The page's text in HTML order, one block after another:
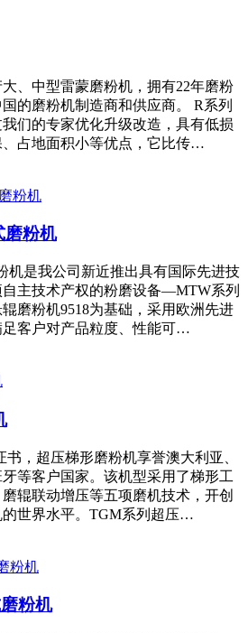
、中型雷蒙磨粉机，拥有22年磨粉
的磨粉机制造商和供应商。 R系列
们的专家优化升级改造，具有低损
占地面积小等优点，它比传…
粉机
机是我公司新近推出具有国际先进技
主技术产权的粉磨设备—MTW系列
磨粉机9518为基础，采用欧洲先进
客户对产品粒度、性能可…
书，超压梯形磨粉机享誉澳大利亚、
等客户国家。该机型采用了梯形工
辊联动增压等五项磨机技术，开创
的世界水平。TGM系列超压…
粉机